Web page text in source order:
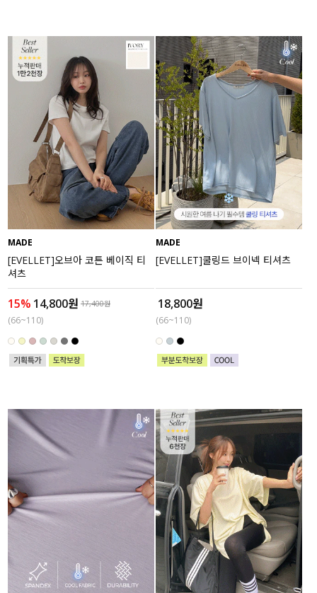
MADE
[EVELLET]오브아 코튼 베이직 티
셔츠
15% 14,800원 17,400원
(66~110)
MADE
[EVELLET]쿨링드 브이넥 티셔츠
18,800원
(66~110)